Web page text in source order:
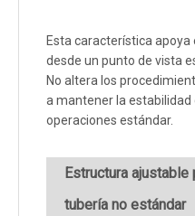
Esta característica apoya
desde un punto de vista
No altera los
a mantener la
operaciones estándar.
Estructura
tubería no estándar